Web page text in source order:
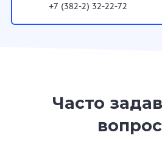
+7 (382-2) 32-22-72
Часто